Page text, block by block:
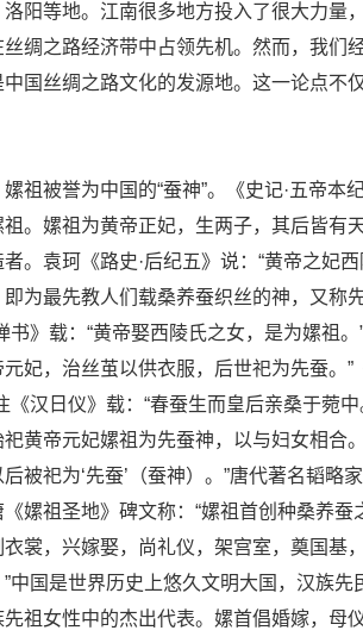
洛阳等地。江南很多地方投入了很大力量
绸之路经济带中占领先机。然而，我们
国丝绸之路文化的发源地。这一论点不
祖被誉为中国的“蚕神”。《史记·五帝本
。嫘祖为黄帝正妃，生两子，其后皆有
。袁珂《路史·后纪五》说：“黄帝之妃
即为最先教人们载桑养蚕织丝的神，又称
书》载：“黄帝娶西陵氏之女，是为嫘祖
妃，治丝茧以供衣服，后世祀为先蚕。
《汉日仪》载：“春蚕生而皇后亲桑于菀
黄帝元妃嫘祖为先蚕神，以与妇女相合
被祀为‘先蚕’（蚕神）。”唐代著名韬略
嫘祖圣地》碑文称：“嫘祖首创种桑养
裳，兴嫁娶，尚礼仪，架宫室，奠国基
中国是世界历史上悠久文明大国，汉族
先祖女性中的杰出代表。嫘首倡婚嫁，母